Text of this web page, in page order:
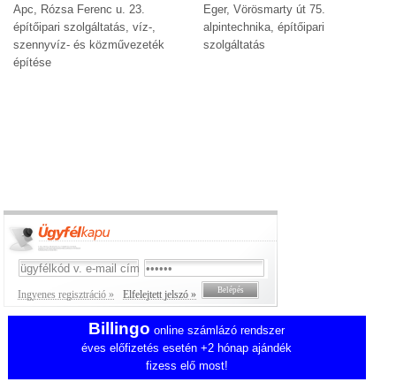
Apc, Rózsa Ferenc u. 23.
építőipari szolgáltatás, víz-,
szennyvíz- és közművezeték
építése
Eger, Vörösmarty út 75.
alpintechnika, építőipari
szolgáltatás
Ingyenes regisztráció » Elfelejtett jelszó »
Billingo online számlázó rendszer
éves előfizetés esetén +2 hónap ajándék
fizess elő most!